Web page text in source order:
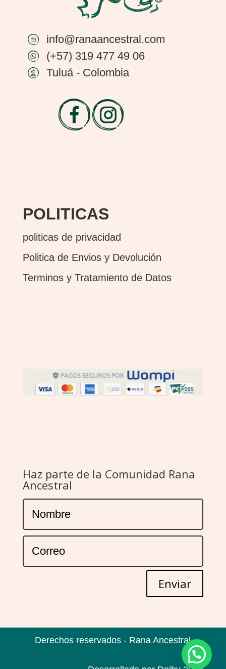
info@ranaancestral.com
(+57) 319 477 49 06
Tuluá - Colombia
POLITICAS
politicas de privacidad
Politica de Envios y Devolución
Terminos y Tratamiento de Datos
Haz parte de la Comunidad Rana
Ancestral
Enviar
Derechos reservados - Rana Ancestral